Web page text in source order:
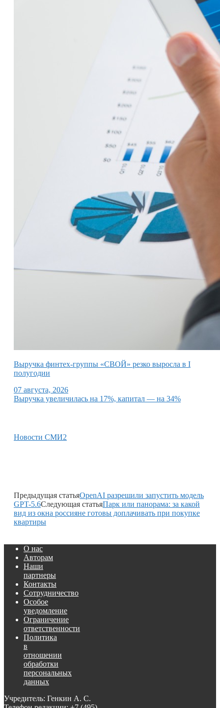
Выручка финтех-группы «СВОЙ» резко выросла в I
полугодии
07 августа, 2026
Выручка увеличилась на 17%, капитал — на 34%
Новости СМИ2
Предыдущая статьяOpenAI разрешили запустить модель
GPT-5.6Следующая статьяПарк или панорама: за какой
вид из окна россияне готовы доплачивать при покупке
квартиры
О нас
Авторам
Наши
партнеры
Контакты
Сотрудничество
Особое
уведомление
Ограничение
ответственности
Политика
в
отношении
обработки
персональных
данных
Учредитель: Генкин А. С.